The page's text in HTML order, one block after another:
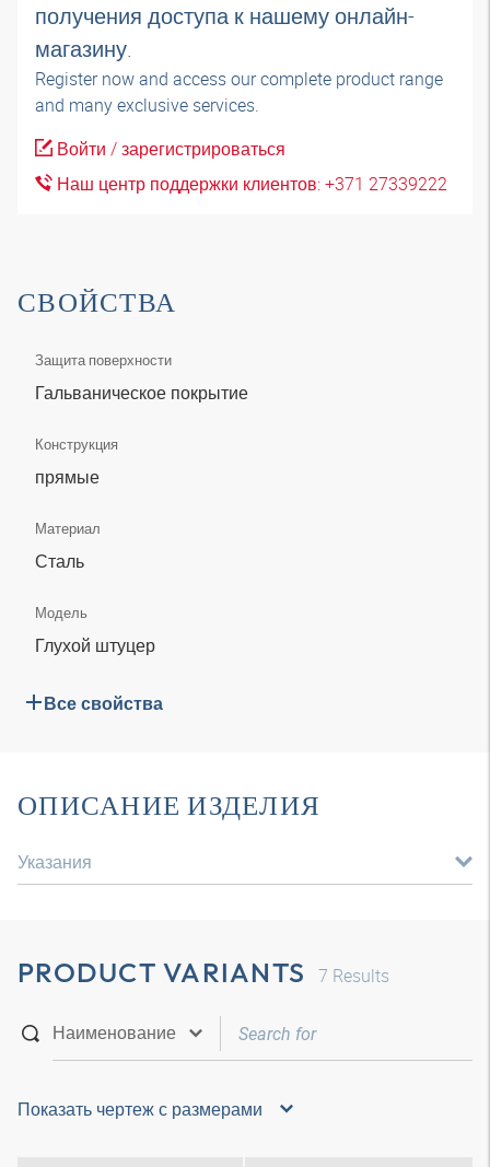
получения доступа к нашему онлайн-
магазину.
Register now and access our complete product range
and many exclusive services.
Войти / зарегистрироваться
Наш центр поддержки клиентов: +371 27339222
СВОЙСТВА
Защита поверхности
Гальваническое покрытие
Конструкция
прямые
Материал
Сталь
Модель
Глухой штуцер
Все свойства
ОПИСАНИЕ ИЗДЕЛИЯ
Указания
PRODUCT VARIANTS 7 Results
Показать чертеж с размерами